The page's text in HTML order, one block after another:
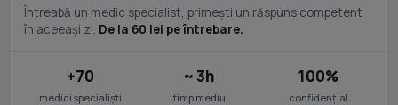
Întreabă un medic specialist, primești un răspuns competent
în aceeași zi. De la 60 lei pe întrebare.
+70
medici specialiști
~ 3h
timp mediu
100%
confidențial